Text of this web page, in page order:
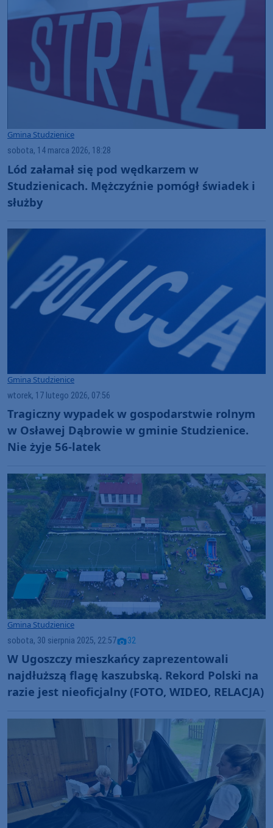
Gmina Studzienice
sobota, 14 marca 2026, 18:28
Lód załamał się pod wędkarzem w
Studzienicach. Mężczyźnie pomógł świadek i
służby
Gmina Studzienice
wtorek, 17 lutego 2026, 07:56
Tragiczny wypadek w gospodarstwie rolnym
w Osławej Dąbrowie w gminie Studzienice.
Nie żyje 56-latek
Gmina Studzienice
sobota, 30 sierpnia 2025, 22:57 32
W Ugoszczy mieszkańcy zaprezentowali
najdłuższą flagę kaszubską. Rekord Polski na
razie jest nieoficjalny (FOTO, WIDEO, RELACJA)